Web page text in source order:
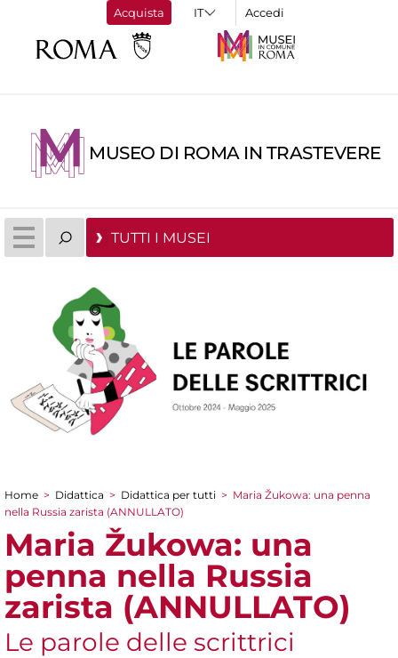
Acquista Accedi
MUSEO DI ROMA IN TRASTEVERE
TUTTI I MUSEI
Tu sei qui
Home > Didattica > Didattica per tutti > Maria Žukowa: una penna
nella Russia zarista (ANNULLATO)
Maria Žukowa: una
penna nella Russia
zarista (ANNULLATO)
Le parole delle scrittrici